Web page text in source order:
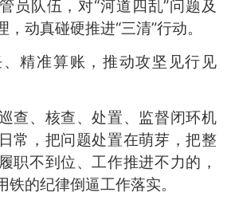
员队伍，对“河道四乱”问题及
动真碰硬推进“三清”行动。
准算账，推动攻坚见行见
、核查、处置、监督闭环机
常，把问题处置在萌芽，把整
职不到位、工作推进不力的，
铁的纪律倒逼工作落实。